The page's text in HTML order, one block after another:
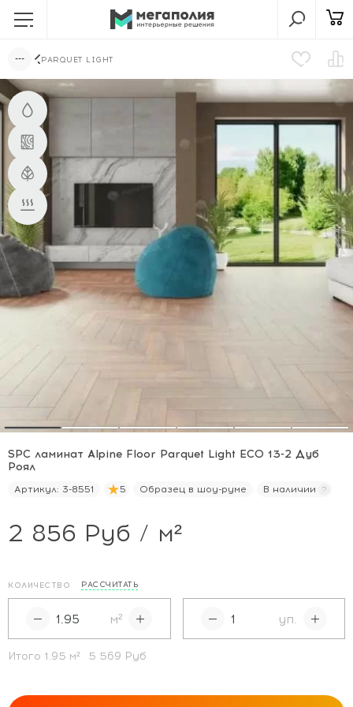
PARQUET LIGHT
SPC ламинат Alpine Floor Parquet Light ECO 13-2 Дуб
Роял
Артикул: 3-8551 5 Образец в шоу-руме В наличии
2 856 Руб / м²
КОЛИЧЕСТВО РАССЧИТАТЬ
м² уп.
Итого 1.95 м² 5 569 Руб